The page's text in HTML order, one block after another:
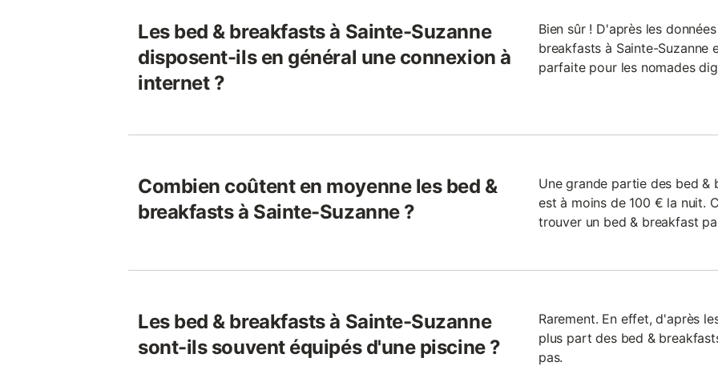
Les bed & breakfasts à Sainte-Suzanne
disposent-ils en général une connexion à
internet ?
Bien sûr ! D'après les
breakfasts à Sainte-Suzanne
parfaite pour les nomades
Combien coûtent en moyenne les bed &
breakfasts à Sainte-Suzanne ?
Une grande partie des bed &
est à moins de 100 € la nuit.
trouver un bed & breakfast
Les bed & breakfasts à Sainte-Suzanne
sont-ils souvent équipés d'une piscine ?
Rarement. En effet, d'après
plus part des bed &
pas.